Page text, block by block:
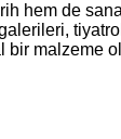
hem de
malzeme